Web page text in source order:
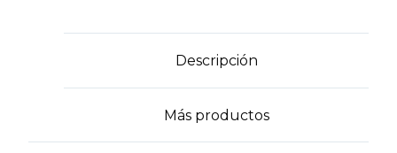
Descripción
Más productos